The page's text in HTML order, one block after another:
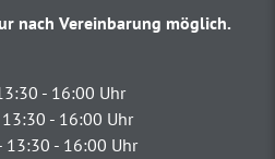
nach Vereinbarung möglich.
- 16:00 Uhr
- 16:00 Uhr
13:30 - 16:00 Uhr